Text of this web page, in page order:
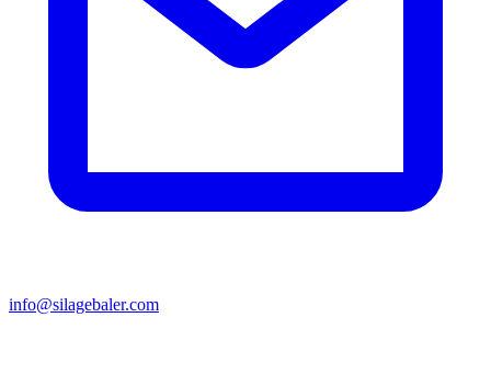
info@silagebaler.com